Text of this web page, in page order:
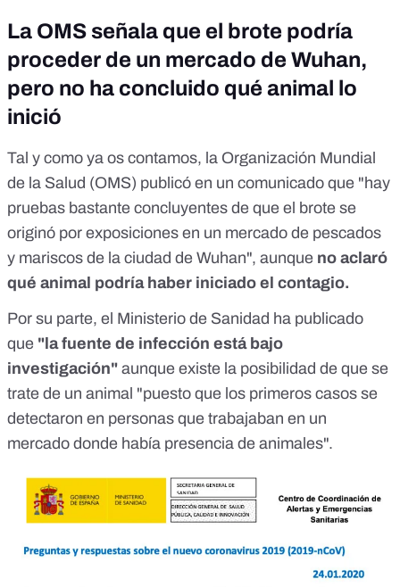
La OMS señala que el brote podría
proceder de un mercado de Wuhan,
pero no ha concluido qué animal lo
inició
Tal y como ya os contamos, la Organización Mundial
de la Salud (OMS) publicó en un comunicado que "hay
pruebas bastante concluyentes de que el brote se
originó por exposiciones en un mercado de pescados
y mariscos de la ciudad de Wuhan", aunque no aclaró
qué animal podría haber iniciado el contagio.
Por su parte, el Ministerio de Sanidad ha publicado
que "la fuente de infección está bajo
investigación" aunque existe la posibilidad de que se
trate de un animal "puesto que los primeros casos se
detectaron en personas que trabajaban en un
mercado donde había presencia de animales".